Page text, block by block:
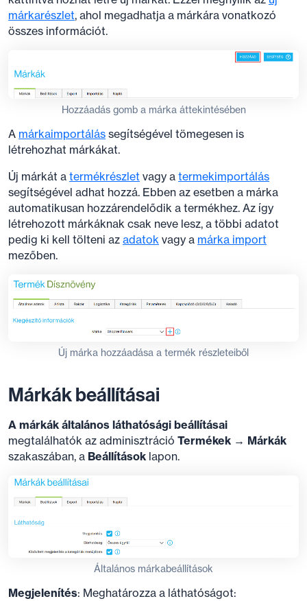
márkarészlet, ahol megadhatja a márkára vonatkozó
összes információt.
Hozzáadás gomb a márka áttekintésében
A márkaimportálás segítségével tömegesen is
létrehozhat márkákat.
Új márkát a termékrészlet vagy a termekimportálás
segítségével adhat hozzá. Ebben az esetben a márka
automatikusan hozzárendelődik a termékhez. Az így
létrehozott márkáknak csak neve lesz, a többi adatot
pedig ki kell tölteni az adatok vagy a márka import
mezőben.
Új márka hozzáadása a termék részleteiből
Márkák beállításai
A márkák általános láthatósági beállításai
megtalálhatók az adminisztráció Termékek → Márkák
szakaszában, a Beállítások lapon.
Általános márkabeállítások
Megjelenítés: Meghatározza a láthatóságot: